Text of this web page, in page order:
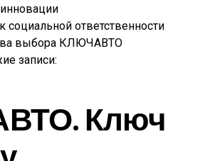
социальной ответственности
выбора КЛЮЧАВТО
записи:
Ключ